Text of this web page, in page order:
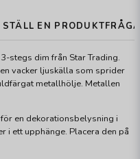
STÄLL EN
stegs dim från Star Trading.
vacker ljuskälla som sprider
metallhölje. Metallen
en dekorationsbelysning i
i ett upphänge. Placera den på